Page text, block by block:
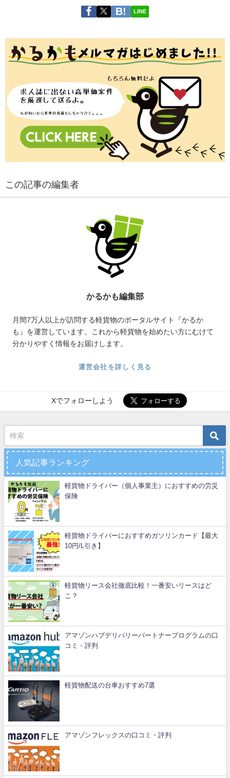
LINE
この記事の編集者
かるかも編集部
月間7万人以上が訪問する軽貨物のポータルサイト『かるか
も』を運営しています。これから軽貨物を始めたい方にむけて
分かりやすく情報をお届けします。
運営会社を詳しく見る
Xでフォローしよう
人気記事ランキング
軽貨物ドライバー（個人事業主）におすすめの労災
保険
軽貨物ドライバーにおすすめガソリンカード【最大
10円/L引き】
軽貨物リース会社徹底比較！一番安いリースはど
こ？
アマゾンハブデリバリーパートナープログラムの口
コミ・評判
軽貨物配送の台車おすすめ7選
アマゾンフレックスの口コミ・評判